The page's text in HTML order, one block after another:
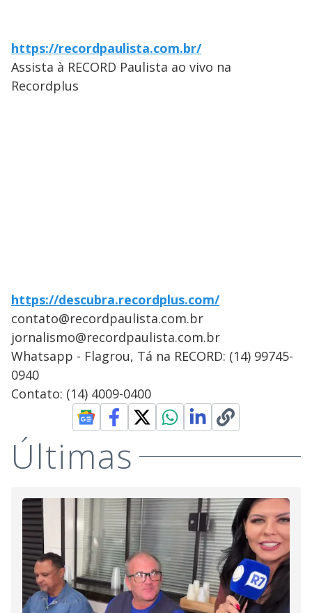
https://recordpaulista.com.br/
Assista à RECORD Paulista ao vivo na
Recordplus
https://descubra.recordplus.com/
contato@recordpaulista.com.br
jornalismo@recordpaulista.com.br
Whatsapp - Flagrou, Tá na RECORD: (14) 99745-
0940
Contato: (14) 4009-0400
Últimas